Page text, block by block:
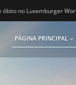
óbito no Luxemburger
PÁGINA PRINCIPAL